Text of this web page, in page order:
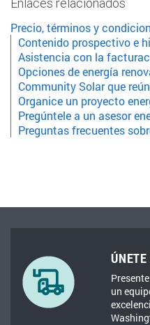
Precio, términos y
Contenido prospectivo e
Asistencia con la
Opciones de energía
Community Solar que
Organice un proyecto
Pregúntele a un asesor
Preguntas frecuentes
un